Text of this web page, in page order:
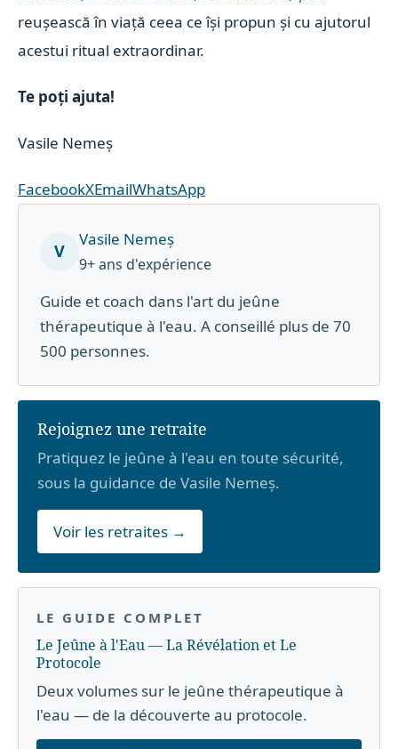
reușească în viață ceea ce își propun și cu ajutorul
acestui ritual extraordinar.
Te poți ajuta!
Vasile Nemeș
FacebookXEmailWhatsApp
V
Vasile Nemeș
9+ ans d'expérience
Guide et coach dans l'art du jeûne
thérapeutique à l'eau. A conseillé plus de 70
500 personnes.
Rejoignez une retraite
Pratiquez le jeûne à l'eau en toute sécurité,
sous la guidance de Vasile Nemeș.
Voir les retraites →
LE GUIDE COMPLET
Le Jeûne à l'Eau — La Révélation et Le
Protocole
Deux volumes sur le jeûne thérapeutique à
l'eau — de la découverte au protocole.